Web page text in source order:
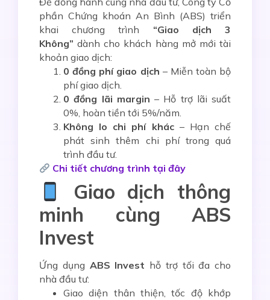
phần Chứng khoán An Bình (ABS) triển
khai chương trình “Giao dịch 3
Không” dành cho khách hàng mở mới tài
khoản giao dịch:
0 đồng phí giao dịch – Miễn toàn bộ
phí giao dịch.
0 đồng lãi margin – Hỗ trợ lãi suất
0%, hoàn tiền tới 5%/năm.
Không lo chi phí khác– Hạn chế
phát sinh thêm chi phí trong quá
trình đầu tư.
Chi tiết chương trình tại đây
Giao dịch thông
minh cùng ABS
Invest
Ứng dụng ABS Invest hỗ trợ tối đa cho
nhà đầu tư:
Giao diện thân thiện, tốc độ khớp